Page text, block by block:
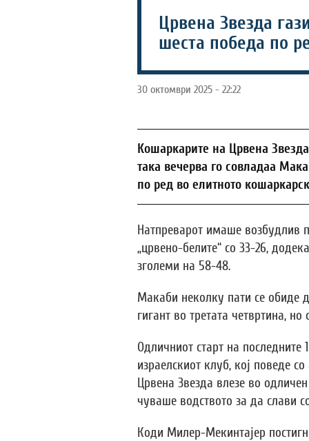
Црвена Звезда
шеста победа по
30 октомври 2025 - 22:22
Кошаркарите на Црвена
така вечерва го совладаа
по ред во елитното
Натпреварот имаше возбудлив
„црвено-белите“ со 33-26,
зголеми на 58-48.
Макаби неколку пати се обиде
гигант во третата четвртина,
Одличниот старт на
израелскиот клуб, кој поведе
Црвена Звезда влезе во
чуваше водството за да слави
Коди Милер-Мекинтајер